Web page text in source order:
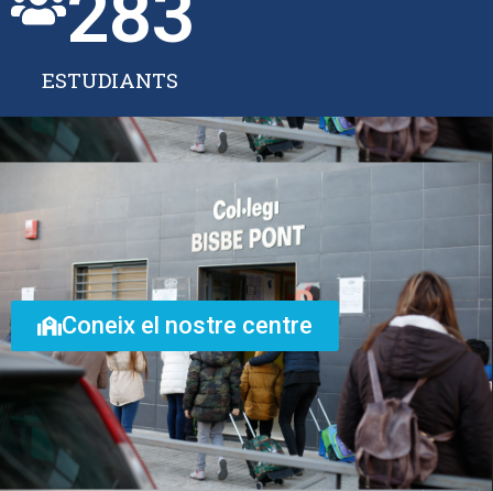
ESTUDIANTS
Coneix el nostre centre